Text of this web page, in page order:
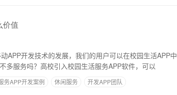
价值
APP开发技术的发展，我们的用户可以在校园生活APP中
多服务吗？高校引入校园生活服务APP软件，可以
务APP开发案例 休闲服务 开发APP团队